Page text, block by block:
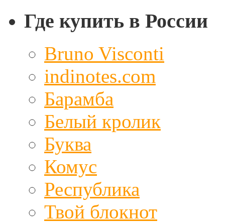
Где купить в России
Bruno Visconti
indinotes.com
Барамба
Белый кролик
Буква
Комус
Республика
Твой блокнот